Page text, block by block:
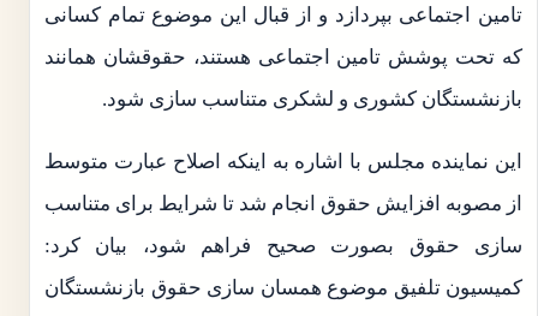
تامین اجتماعی بپردازد و از قبال این موضوع تمام کسانی
که تحت پوشش تامین اجتماعی هستند، حقوقشان همانند
بازنشستگان کشوری و لشکری متناسب سازی شود.
این نماینده مجلس با اشاره به اینکه اصلاح عبارت متوسط
از مصوبه افزایش حقوق انجام شد تا شرایط برای متناسب
سازی حقوق بصورت صحیح فراهم شود، بیان کرد:
کمیسیون تلفیق موضوع همسان سازی حقوق بازنشستگان